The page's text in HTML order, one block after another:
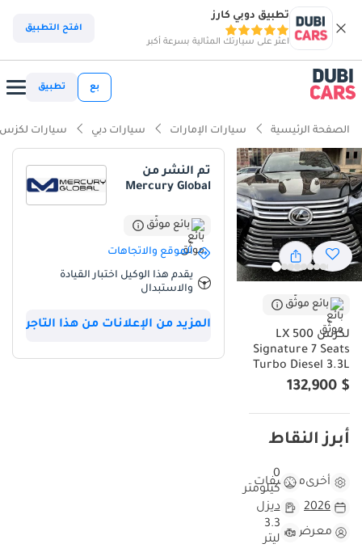
تطبيق دوبي كارز
اعثر على سيارتك المثالية بسرعة أكبر
افتح التطبيق
بع تطبيق
الصفحة الرئيسية سيارات الإمارات سيارات دبي سيارات لكزس
بائع موثّق
لكزس LX 500
Signature 7 Seats
Turbo Diesel 3.3L
$ 132,900
أبرز النقاط
أخرىمواصفات
0
كيلومتر
2026
ديزل
معرض
3.3
ليتر
تم النشر من
Mercury Global
بائع موثّق
الموقع والاتجاهات
يقدم هذا الوكيل اختبار القيادة
والاستبدال
المزيد من الإعلانات من هذا التاجر